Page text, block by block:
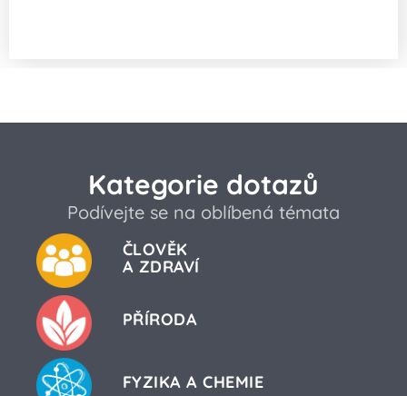
Kategorie dotazů
Podívejte se na oblíbená témata
ČLOVĚK
A ZDRAVÍ
PŘÍRODA
FYZIKA A CHEMIE